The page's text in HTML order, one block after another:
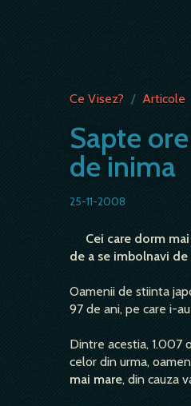
Ce Visez? / Articole
Sapte
de inima
25-11-2008
Cei care dorm
de a se imbolnavi
Oamenii de stiinta
97 de ani, pe care i-
Dintre acestia, 1.007
celor din urma,
mai mare, din cauza